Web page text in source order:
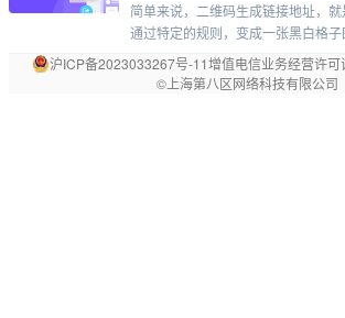
登录你的网盘账号，把文件上传上去
按钮。设置分享的权限（比如是否
期多长）。创建链接后，就可以复
简单来说，二维码生成链接地址，就
通过特定的规则，变成一张黑白格子
什么？二维码本身并不是一个图片
方式。它的核心原理，是用黑白格子
沪ICP备2023033267号-11增值电信业务经营许可
©上海第八区网络科技有限公司